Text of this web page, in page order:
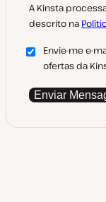
A Kinsta
descrito na
Envie-me e-
ofertas da
Enviar